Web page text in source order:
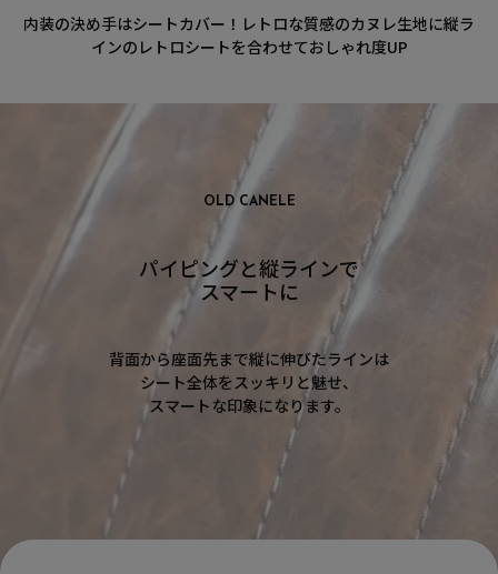
内装の決め手はシートカバー！レトロな質感のカヌレ生地に縦ラ
インのレトロシートを合わせておしゃれ度UP
OLD CANELE
パイピングと縦ラインで
スマートに
背面から座面先まで縦に伸びたラインは
シート全体をスッキリと魅せ、
スマートな印象になります。